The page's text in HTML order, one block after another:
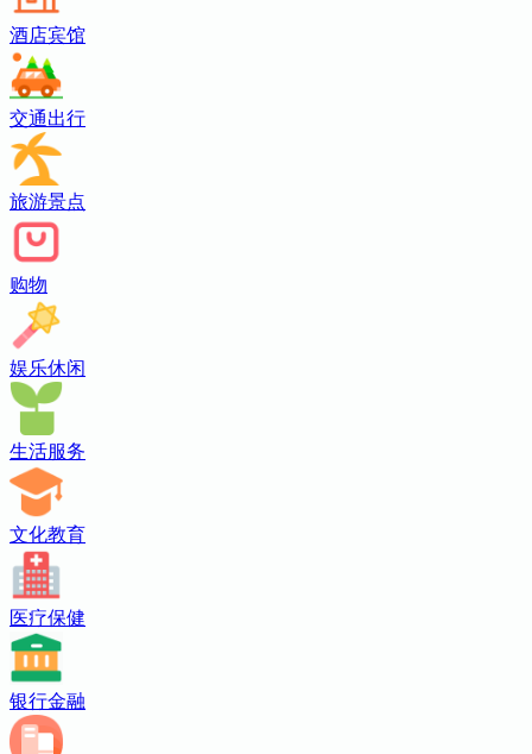
酒店宾馆
交通出行
旅游景点
购物
娱乐休闲
生活服务
文化教育
医疗保健
银行金融